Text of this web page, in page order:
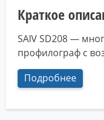
Краткое
SAIV SD208 —
профилограф с
Подробнее